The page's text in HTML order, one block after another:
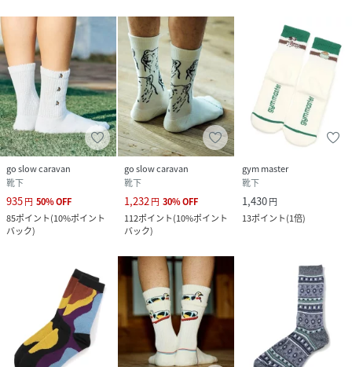
go slow caravan
靴下
935円 50%OFF
85ポイント(10%ポイント
バック)
go slow caravan
靴下
1,232円 30%OFF
112ポイント(10%ポイント
バック)
gym master
靴下
1,430円
13ポイント(1倍)